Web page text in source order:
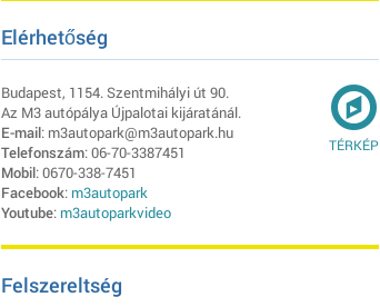
Elérhetőség
TÉRKÉP
Budapest, 1154. Szentmihályi út 90.
Az M3 autópálya Újpalotai kijáratánál.
E-mail: m3autopark@m3autopark.hu
Telefonszám: 06-70-3387451
Mobil: 0670-338-7451
Facebook: m3autopark
Youtube: m3autoparkvideo
Felszereltség